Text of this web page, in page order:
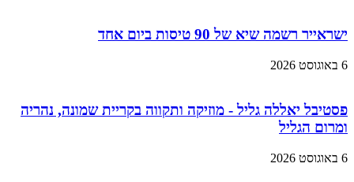
ישראייר רשמה שיא של 90 טיסות ביום אחד
6 באוגוסט 2026
פסטיבל יאללה גליל - מוזיקה ותקווה בקריית שמונה, נהריה
ומרום הגליל
6 באוגוסט 2026